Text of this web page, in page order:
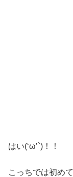
はい(‘ω’`)！！
こっちでは初めて